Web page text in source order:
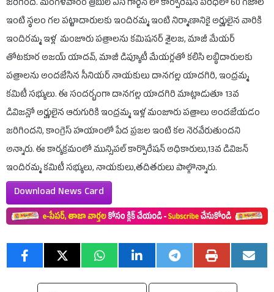
జరిగింది. మంగళవారం త్రిబుల్ ఎస్ గార్డెన్ లో కార్పొరేషన్ పరిధిలో 60 గజాల
ఇంటి స్థలం గల పట్టాదారులకు ఇందిరమ్మ ఇంటి నిర్మాణానికై అర్హులైన వారికి
ఇందిరమ్మ ఇళ్ల మంజూరు పత్రాలను కమిషనర్ శైలజ, మాజీ మేయర్
తోటకూర అజయ్ యాదవ్, మాజీ డిప్యూటీ మేయర్లతో కలిసి లబ్ధిదారులకు
పత్రాలను అందజేసిన సీనియర్ నాయకులు దానగల్ల యాదగిరి, ఇంద్రమ్మ
కమిటీ సభ్యులు. ఈ సందర్భంగా దానగల్ల యాదగిరి మాట్లాడుతూ 13వ
డివిజన్లో అర్హులైన ఆరుగురికి ఇంద్రమ్మ ఇళ్ల మంజూరు పత్రాలు అందజేయడం
జరిగిందని, కాంగ్రెస్ హయాంలో పేద ప్రజల ఇంటి కల నెరవేరుతుందని
అన్నారు. ఈ కార్యక్రమంలో మున్సిపల్ కార్పొరేషన్ అధికారులు,13వ డివిజన్
ఇందిరమ్మ కమిటీ సభ్యులు, నాయకులు,తదితరులు పాల్గొన్నారు.
Download News Card